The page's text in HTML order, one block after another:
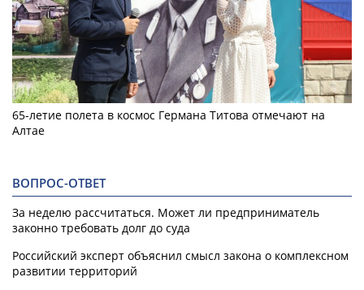
65-летие полета в космос Германа Титова отмечают на
Алтае
ВОПРОС-ОТВЕТ
За неделю рассчитаться. Может ли предприниматель
законно требовать долг до суда
Российский эксперт объяснил смысл закона о комплексном
развитии территорий